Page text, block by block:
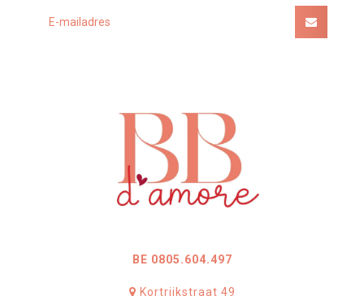
BE 0805.604.497
Kortrijkstraat 49